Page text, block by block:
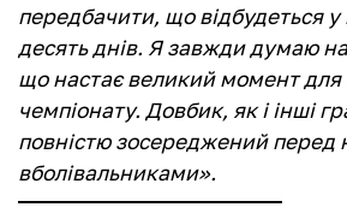
передбачити, що відбудеться
десять днів. Я завжди думаю
що настає великий момент для
чемпіонату. Довбик, як і інші
повністю зосереджений
вболівальниками».